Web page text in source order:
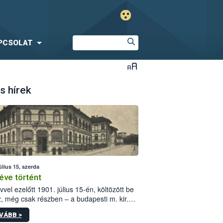
hírek
15, szerda
történt
ezelőtt 1901. július 15-én, költözött be
még csak részben – a budapesti m. kir.
állomás a Kis Rókus utca
alatti, Czigler Győző által tervezett új
>